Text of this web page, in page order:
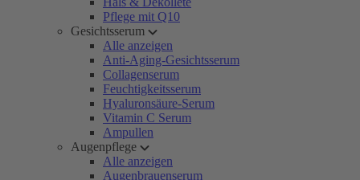
Pflege mit Q10
Gesichtsserum
Alle anzeigen
Anti-Aging-Gesichtsserum
Collagenserum
Feuchtigkeitsserum
Hyaluronsäure-Serum
Vitamin C Serum
Ampullen
Augenpflege
Alle anzeigen
Augenbrauenserum